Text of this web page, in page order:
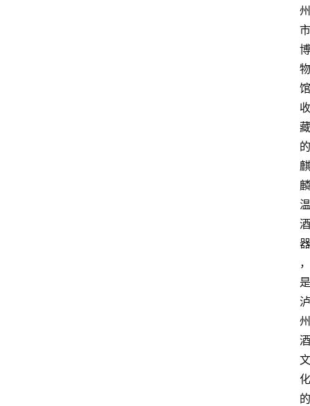
州
市
博
物
馆
收
藏
的
麒
麟
温
酒
器
，
是
泸
州
酒
文
化
的